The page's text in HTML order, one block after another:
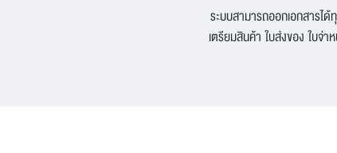
ระบบสามารถออกเอกสารได้
เตรียมสินค้า ใบส่งของ ใบจ่